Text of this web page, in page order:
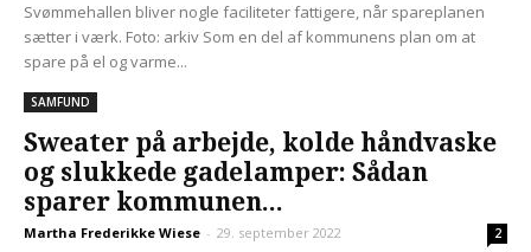
Svømmehallen bliver nogle faciliteter fattigere, når spareplanen
sætter i værk. Foto: arkiv Som en del af kommunens plan om at
spare på el og varme...
SAMFUND
Sweater på arbejde, kolde håndvaske
og slukkede gadelamper: Sådan
sparer kommunen...
Martha Frederikke Wiese - 29. september 2022 2